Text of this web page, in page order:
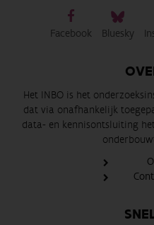
Facebook Bluesky
Het INBO is het
dat via onafhankelijk
data- en kennisontsluiting